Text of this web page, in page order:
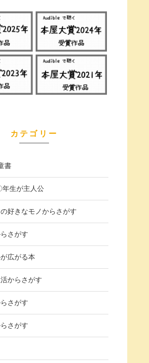
カテゴリー
書
年生が主人公
好きなモノからさがす
さがす
広がる本
からさがす
さがす
さがす